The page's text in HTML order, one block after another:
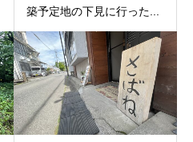
築予定地の下見に行った...